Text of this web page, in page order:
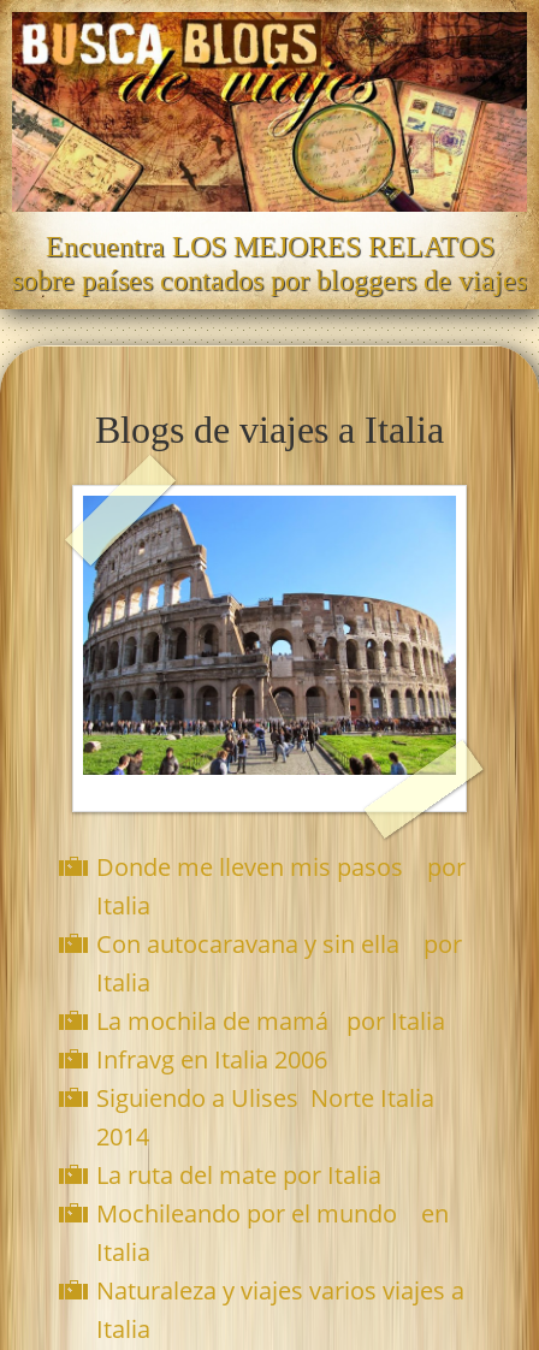
Encuentra LOS MEJORES RELATOS
sobre países contados por bloggers de viajes
Blogs de viajes a Italia
Donde me lleven mis pasos por
Italia
Con autocaravana y sin ella por
Italia
La mochila de mamá por Italia
Infravg en Italia 2006
Siguiendo a Ulises Norte Italia
2014
La ruta del mate por Italia
Mochileando por el mundo en
Italia
Naturaleza y viajes varios viajes a
Italia